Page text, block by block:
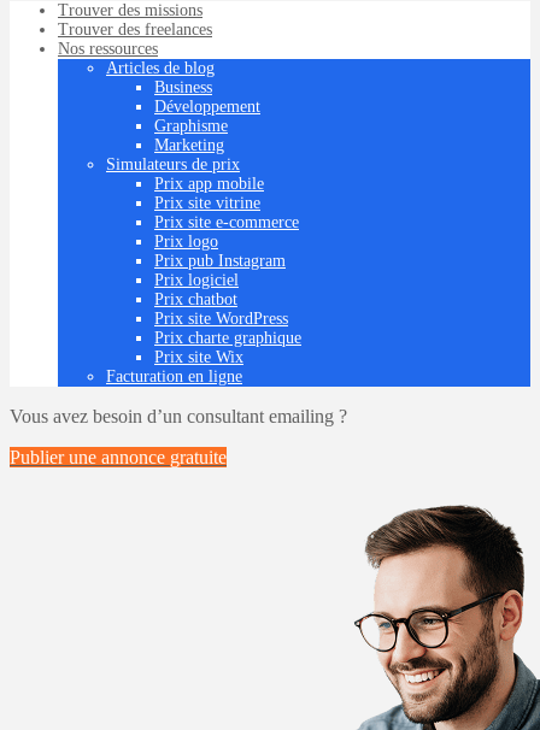
Trouver des missions
Trouver des freelances
Nos ressources
Articles de blog
Business
Développement
Graphisme
Marketing
Simulateurs de prix
Prix app mobile
Prix site vitrine
Prix site e-commerce
Prix logo
Prix pub Instagram
Prix logiciel
Prix chatbot
Prix site WordPress
Prix charte graphique
Prix site Wix
Facturation en ligne
Vous avez besoin d’un consultant emailing ?
Publier une annonce gratuite